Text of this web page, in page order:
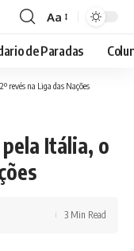
Font
Resizer
Aa
de Paradas
revés na Liga das Nações
Itália, o
3 Min Read